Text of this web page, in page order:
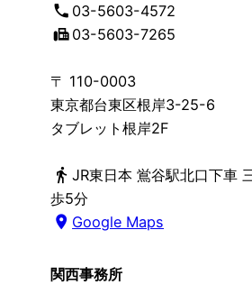
phone 03-5603-4572
fax 03-5603-7265
〒 110-0003
東京都台東区根岸3-25-6
タブレット根岸2F
directions_walk JR東日本 鴬谷駅北口下車
歩5分
place Google Maps
関西事務所